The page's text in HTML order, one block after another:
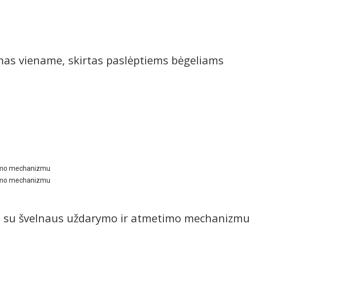
viename, skirtas paslėptiems bėgeliams
švelnaus uždarymo ir atmetimo mechanizmu